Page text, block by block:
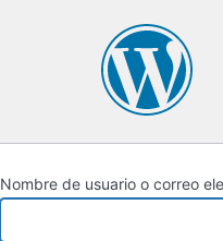
Nombre de usuario o correo